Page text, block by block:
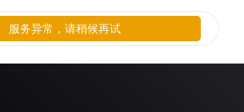
服务异常，请稍候再试